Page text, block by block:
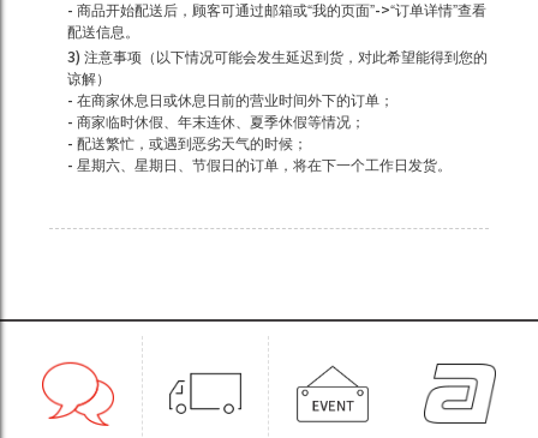
- 商品开始配送后，顾客可通过邮箱或“我的页面”->“订单详情”查看
配送信息。
3) 注意事项（以下情况可能会发生延迟到货，对此希望能得到您的
谅解）
- 在商家休息日或休息日前的营业时间外下的订单；
- 商家临时休假、年末连休、夏季休假等情况；
- 配送繁忙，或遇到恶劣天气的时候；
- 星期六、星期日、节假日的订单，将在下一个工作日发货。